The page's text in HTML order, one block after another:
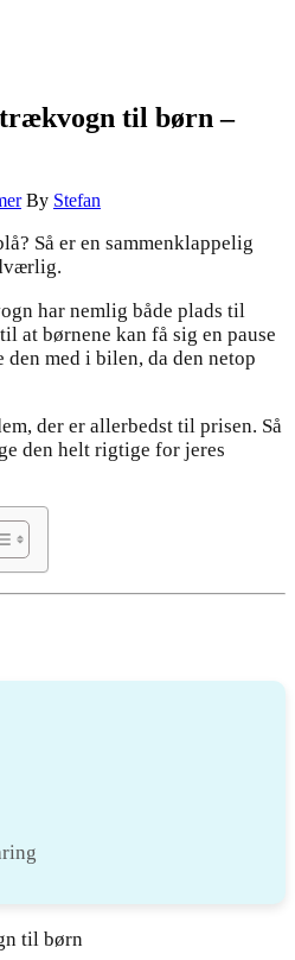
til børn –
By Stefan
Så er en sammenklappelig
har nemlig både plads til
at børnene kan få sig en pause
med i bilen, da den netop
der er allerbedst til prisen. Så
den helt rigtige for jeres